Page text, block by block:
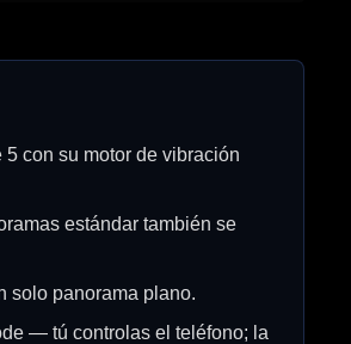
con su motor de vibración
estándar también se
solo panorama plano.
— tú controlas el teléfono; la